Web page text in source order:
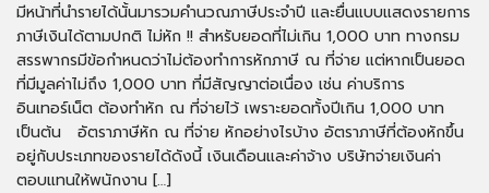
มีหน้าที่นำรายได้นั้นมารวมคำนวณภาษีประจำปี และยื่นแบบแสดงรายการ
ภาษีเงินได้ตามปกติ ไม่หัก !! สำหรับยอดที่ไม่เกิน 1,000 บาท ทางกรม
สรรพากรมีข้อกำหนดว่าไม่ต้องทำการหักภาษี ณ ที่จ่าย แต่หากเป็นยอด
ที่มีมูลค่าไม่ถึง 1,000 บาท ที่มีสัญญาต่อเนื่อง เช่น ค่าบริการ
อินเทอร์เน็ต ต้องทำหัก ณ ที่จ่ายไว้ เพราะยอดทั้งปีเกิน 1,000 บาท
เป็นต้น อัตราภาษีหัก ณ ที่จ่าย หักอย่างไรบ้าง อัตราภาษีที่ต้องหักขึ้น
อยู่กับประเภทของรายได้ดังนี้ เงินเดือนและค่าจ้าง บริษัทจ่ายเงินค่า
ตอบแทนให้พนักงาน […]